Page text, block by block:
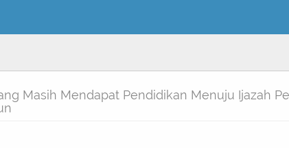
Masih Mendapat Pendidikan Menuju Ijazah